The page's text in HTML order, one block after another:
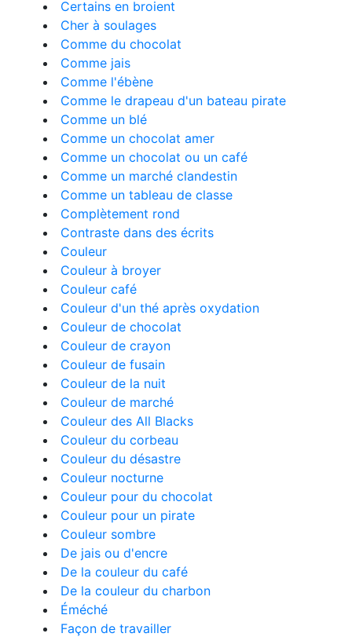
Certains en broient
Cher à soulages
Comme du chocolat
Comme jais
Comme l'ébène
Comme le drapeau d'un bateau pirate
Comme un blé
Comme un chocolat amer
Comme un chocolat ou un café
Comme un marché clandestin
Comme un tableau de classe
Complètement rond
Contraste dans des écrits
Couleur
Couleur à broyer
Couleur café
Couleur d'un thé après oxydation
Couleur de chocolat
Couleur de crayon
Couleur de fusain
Couleur de la nuit
Couleur de marché
Couleur des All Blacks
Couleur du corbeau
Couleur du désastre
Couleur nocturne
Couleur pour du chocolat
Couleur pour un pirate
Couleur sombre
De jais ou d'encre
De la couleur du café
De la couleur du charbon
Éméché
Façon de travailler